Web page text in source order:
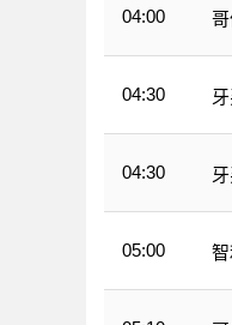
04:00
04:30
04:30
05:00